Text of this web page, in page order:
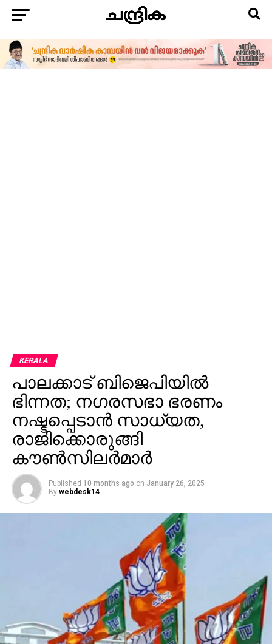
KERALA
പാലക്കാട് ബിജെപിയിൽ
ഭിന്നത; നഗരസഭാ ഭരണം
നഷ്ടപ്പെടാൻ സാധ്യത,
രാജിക്കൊരുങ്ങി
കൗൺസിലർമാർ
Published 10 months ago on January 26, 2025
By webdesk14